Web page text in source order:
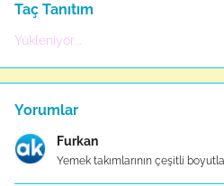
Taç Tanıtım
Yükleniyor...
Yorumlar
Furkan
Yemek takımlarının çeşitli